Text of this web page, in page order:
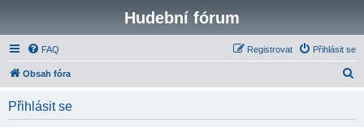
Hudební fórum
FAQ Přihlásit se
Registrovat
Obsah fóra
Přihlásit se